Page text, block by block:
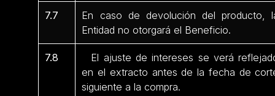
7.7
En caso de devolución del producto,
Entidad no otorgará el Beneficio.
7.8
El ajuste de intereses se verá
en el extracto antes de la fecha de
siguiente a la compra.